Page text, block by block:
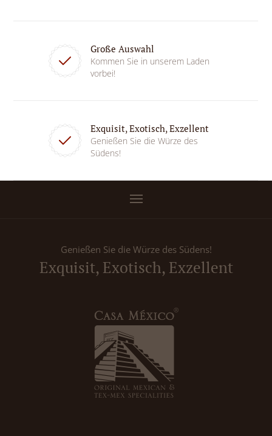
Große Auswahl
Kommen Sie in unserem Laden
vorbei!
Exquisit, Exotisch, Exzellent
Genießen Sie die Würze des
Südens!
Genießen Sie die Würze des Südens!
Exquisit, Exotisch, Exzellent